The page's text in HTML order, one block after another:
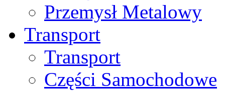
Przemysł Metalowy
Transport
Transport
Części Samochodowe